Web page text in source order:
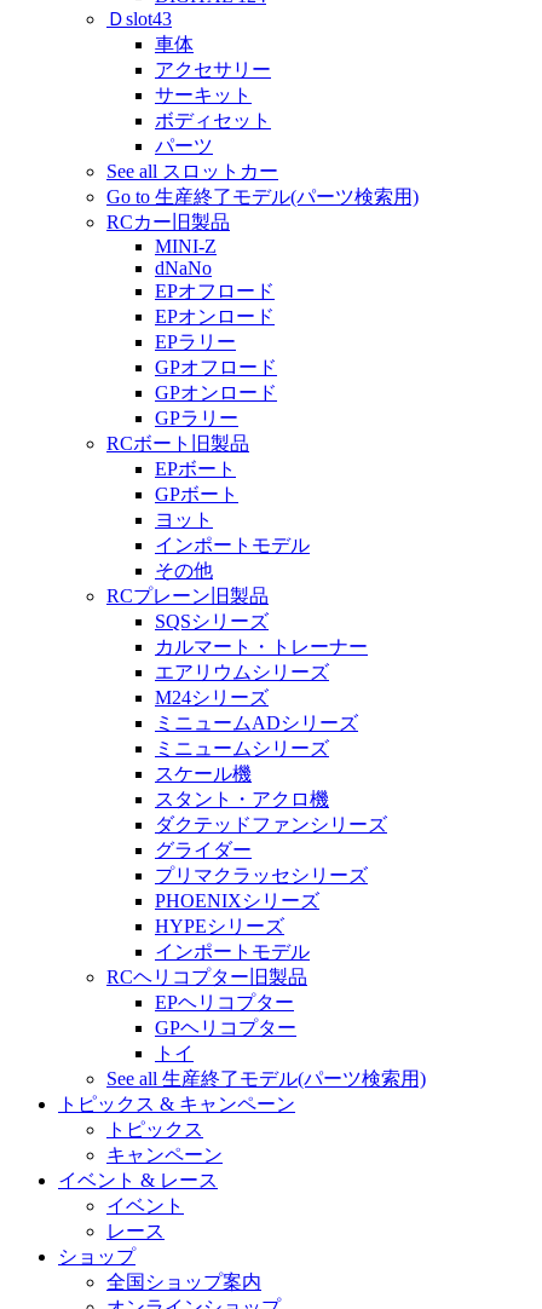
Ｄslot43
車体
アクセサリー
サーキット
ボディセット
パーツ
See all スロットカー
Go to 生産終了モデル(パーツ検索用)
RCカー旧製品
MINI-Z
dNaNo
EPオフロード
EPオンロード
EPラリー
GPオフロード
GPオンロード
GPラリー
RCボート旧製品
EPボート
GPボート
ヨット
インポートモデル
その他
RCプレーン旧製品
SQSシリーズ
カルマート・トレーナー
エアリウムシリーズ
M24シリーズ
ミニュームADシリーズ
ミニュームシリーズ
スケール機
スタント・アクロ機
ダクテッドファンシリーズ
グライダー
プリマクラッセシリーズ
PHOENIXシリーズ
HYPEシリーズ
インポートモデル
RCヘリコプター旧製品
EPヘリコプター
GPヘリコプター
トイ
See all 生産終了モデル(パーツ検索用)
トピックス & キャンペーン
トピックス
キャンペーン
イベント & レース
イベント
レース
ショップ
全国ショップ案内